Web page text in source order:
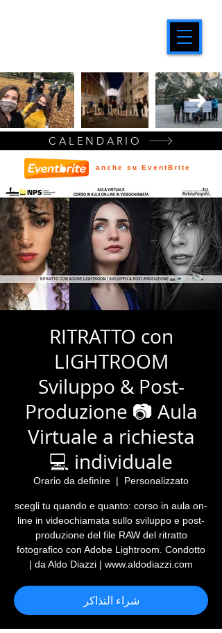
RITRATTO con
LIGHTROOM
Sviluppo & Post-
Produzione 📷 Aula
Virtuale a richiesta
individuale 💻
Orario da definire
  |
Personalizzato
scegli tu quando e quanto: corso in aula on-
line in videochiamata sullo sviluppo e post-
produzione del file RAW del ritratto
fotografico con Adobe Lightroom. Condotto
da Aldo Diazzi | www.aldodiazzi.com |
شراء التذاكر
CALENDARIO
anche su EventBrite